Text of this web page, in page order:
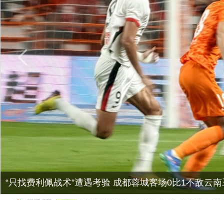
“只找费利佩战术”遭遇考验 成都蓉城客场0比1不敌云